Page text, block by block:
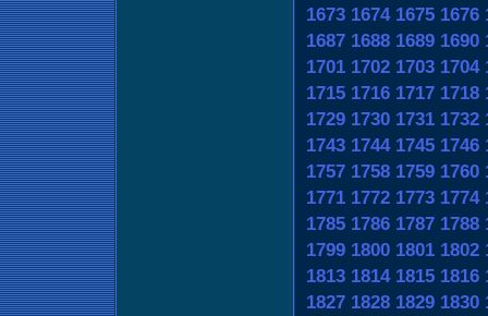
1673 1674 1675 1676
1687 1688 1689 1690
1701 1702 1703 1704
1715 1716 1717 1718
1729 1730 1731 1732
1743 1744 1745 1746
1757 1758 1759 1760
1771 1772 1773 1774
1785 1786 1787 1788
1799 1800 1801 1802
1813 1814 1815 1816
1827 1828 1829 1830